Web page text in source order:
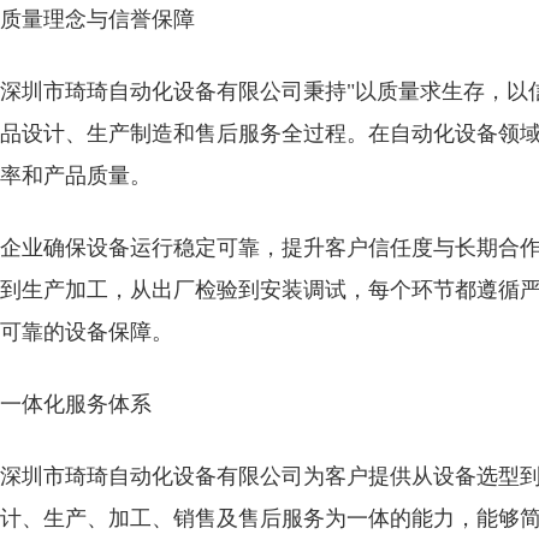
质量理念与信誉保障
深圳市琦琦自动化设备有限公司秉持"以质量求生存，
品设计、生产制造和售后服务全过程。在自动化设备领
率和产品质量。
企业确保设备运行稳定可靠，提升客户信任度与长期合
到生产加工，从出厂检验到安装调试，每个环节都遵循
可靠的设备保障。
一体化服务体系
深圳市琦琦自动化设备有限公司为客户提供从设备选型
计、生产、加工、销售及售后服务为一体的能力，能够